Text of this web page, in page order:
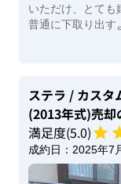
いただけ、とても
普通に下取り出す
ステラ / カスタ
(2013年式)売却
満足度(5.0)
成約日： 2025年7